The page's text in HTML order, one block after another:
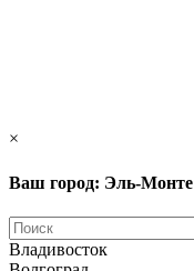
×
Ваш город: Эль-Монте
Владивосток